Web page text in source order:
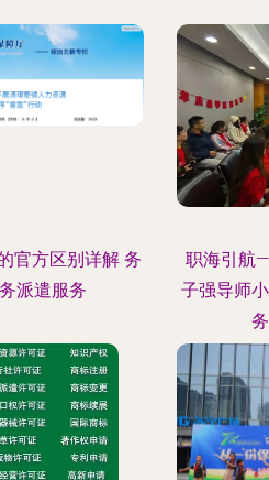
官方区别详解 务
派遣服务
职海引航
子强导师